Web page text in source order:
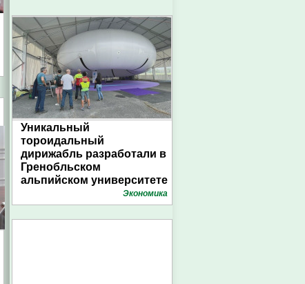
Уникальный
тороидальный
дирижабль разработали в
Гренобльском
альпийском университете
Экономика